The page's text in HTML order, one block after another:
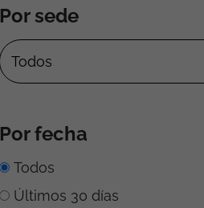
Por sede
Por fecha
Todos
Últimos 30 días